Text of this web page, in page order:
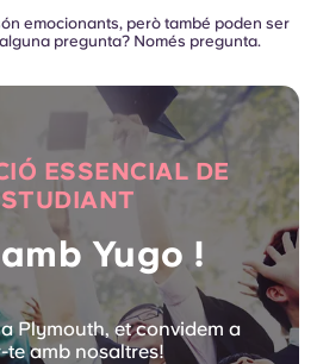
emocionants, però també poden ser
pregunta? Només pregunta.
ESSENCIAL DE
Yugo !
Plymouth, et convidem a
te amb nosaltres!